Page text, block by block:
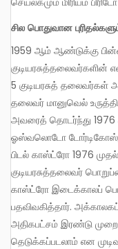
சில பொதுவான
1959 ஆம் ஆண்டுக்கு பின்னர் கியூபா கண்டுள்ள
குடியரசுத்தலைவர்களின்
5 குடியரசுத் தலைவர்கள்
தலைவர் மானுவெல்
அவரைத் தொடர்ந்து
ஓஸ்வலொடோ டோர்டிகோஸ்,
பிடல் காஸ்ட்ரோ 1976
குடியரசுத்தலைவர்
காஸ்ட்ரோ இடைக்காலப்
பதவிவகித்தார்.
அதிகபட்சம் இரண்டு
தெடுக்கப்படலாம் என